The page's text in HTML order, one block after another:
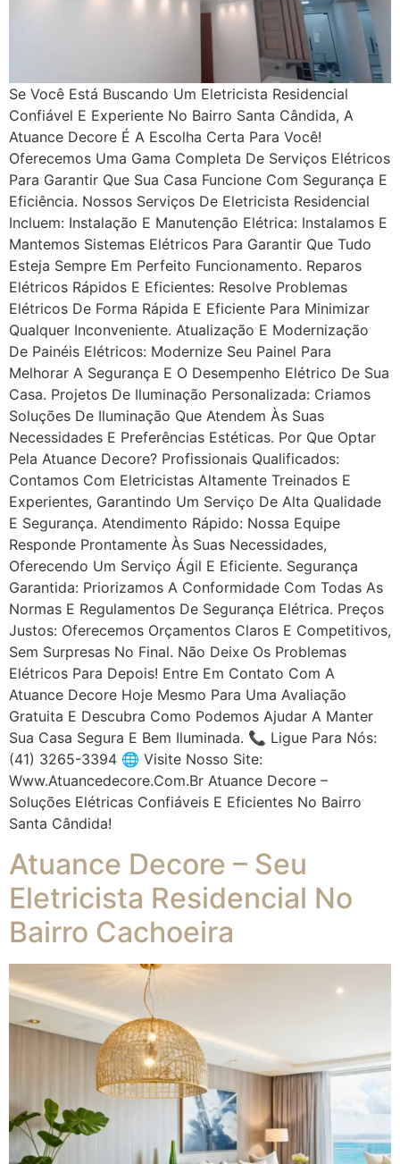
Se Você Está Buscando Um Eletricista Residencial
Confiável E Experiente No Bairro Santa Cândida, A
Atuance Decore É A Escolha Certa Para Você!
Oferecemos Uma Gama Completa De Serviços Elétricos
Para Garantir Que Sua Casa Funcione Com Segurança E
Eficiência. Nossos Serviços De Eletricista Residencial
Incluem: Instalação E Manutenção Elétrica: Instalamos E
Mantemos Sistemas Elétricos Para Garantir Que Tudo
Esteja Sempre Em Perfeito Funcionamento. Reparos
Elétricos Rápidos E Eficientes: Resolve Problemas
Elétricos De Forma Rápida E Eficiente Para Minimizar
Qualquer Inconveniente. Atualização E Modernização
De Painéis Elétricos: Modernize Seu Painel Para
Melhorar A Segurança E O Desempenho Elétrico De Sua
Casa. Projetos De Iluminação Personalizada: Criamos
Soluções De Iluminação Que Atendem Às Suas
Necessidades E Preferências Estéticas. Por Que Optar
Pela Atuance Decore? Profissionais Qualificados:
Contamos Com Eletricistas Altamente Treinados E
Experientes, Garantindo Um Serviço De Alta Qualidade
E Segurança. Atendimento Rápido: Nossa Equipe
Responde Prontamente Às Suas Necessidades,
Oferecendo Um Serviço Ágil E Eficiente. Segurança
Garantida: Priorizamos A Conformidade Com Todas As
Normas E Regulamentos De Segurança Elétrica. Preços
Justos: Oferecemos Orçamentos Claros E Competitivos,
Sem Surpresas No Final. Não Deixe Os Problemas
Elétricos Para Depois! Entre Em Contato Com A
Atuance Decore Hoje Mesmo Para Uma Avaliação
Gratuita E Descubra Como Podemos Ajudar A Manter
Sua Casa Segura E Bem Iluminada. 📞 Ligue Para Nós:
(41) 3265-3394 🌐 Visite Nosso Site:
Www.atuancedecore.com.br Atuance Decore –
Soluções Elétricas Confiáveis E Eficientes No Bairro
Santa Cândida!
Atuance Decore – Seu
Eletricista Residencial No
Bairro Cachoeira